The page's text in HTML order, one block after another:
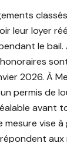
leur loyer
le bail.
2026. À
permis de
avant
vise à
aux